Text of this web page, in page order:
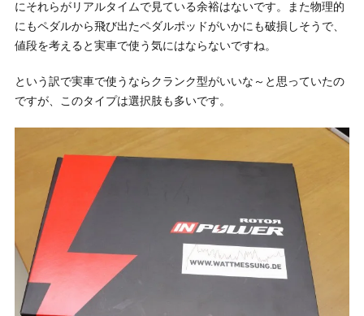
にそれらがリアルタイムで見ている余裕はないです。また物理的
にもペダルから飛び出たペダルポッドがいかにも破損しそうで、
値段を考えると実車で使う気にはならないですね。
という訳で実車で使うならクランク型がいいな～と思っていたの
ですが、このタイプは選択肢も多いです。